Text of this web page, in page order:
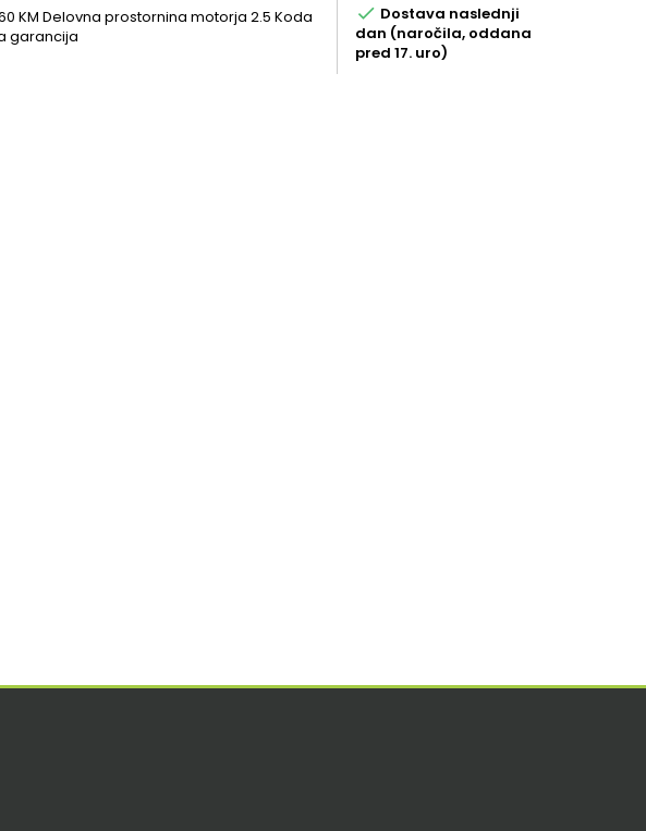
KM Delovna prostornina motorja 2.5 Koda
garancija
 Dostava naslednji
dan (naročila, oddana
pred 17. uro)